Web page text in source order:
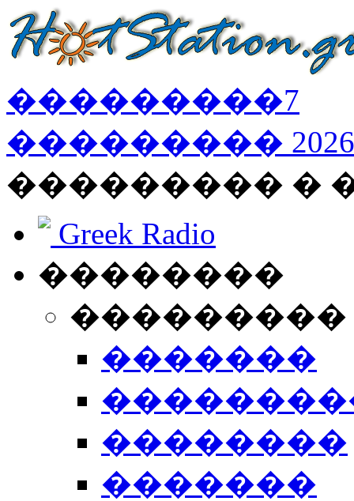
���������7
��������� 2026
��������� �
Greek Radio
��������
�������
��������
�������